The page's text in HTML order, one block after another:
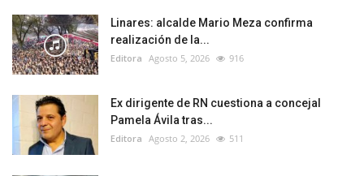
Linares: alcalde Mario Meza confirma
realización de la...
Editora Agosto 5, 2026 916
Ex dirigente de RN cuestiona a concejal
Pamela Ávila tras...
Editora Agosto 2, 2026 511